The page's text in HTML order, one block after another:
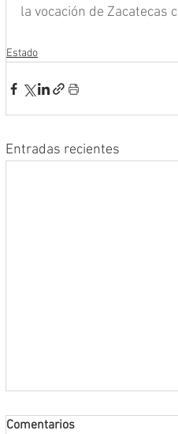
la vocación de Zacatecas
Estado
Entradas recientes
Comentarios